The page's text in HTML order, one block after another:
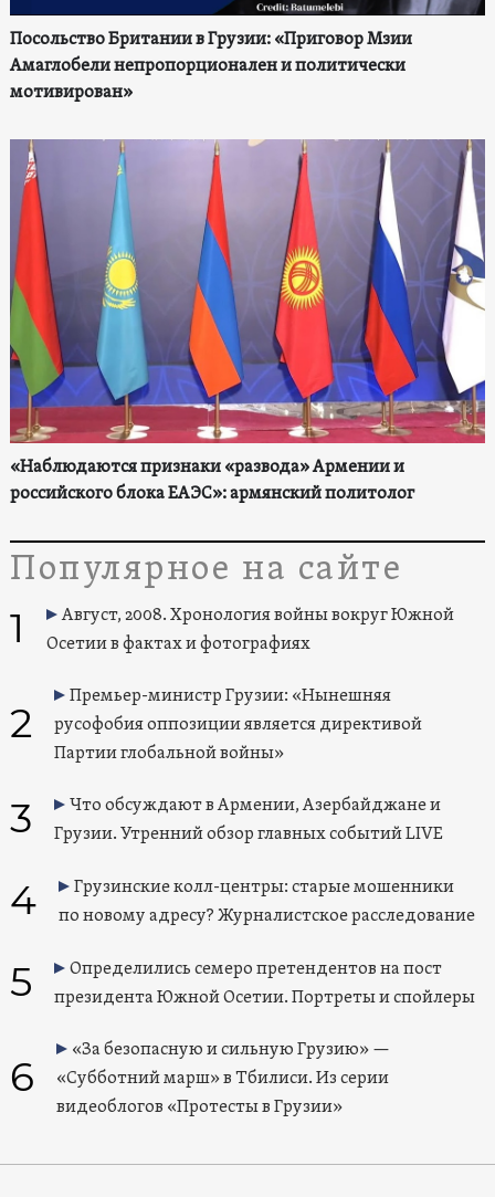
Посольство Британии в Грузии: «Приговор Мзии
Амаглобели непропорционален и политически
мотивирован»
«Наблюдаются признаки «развода» Армении и
российского блока ЕАЭС»: армянский политолог
Популярное на сайте
1
Август, 2008. Хронология войны вокруг Южной
Осетии в фактах и фотографиях
2
Премьер-министр Грузии: «Нынешняя
русофобия оппозиции является директивой
Партии глобальной войны»
3
Что обсуждают в Армении, Азербайджане и
Грузии. Утренний обзор главных событий LIVE
4
Грузинские колл-центры: старые мошенники
по новому адресу? Журналистское расследование
5
Определились семеро претендентов на пост
президента Южной Осетии. Портреты и спойлеры
6
«За безопасную и сильную Грузию» —
«Субботний марш» в Тбилиси. Из серии
видеоблогов «Протесты в Грузии»